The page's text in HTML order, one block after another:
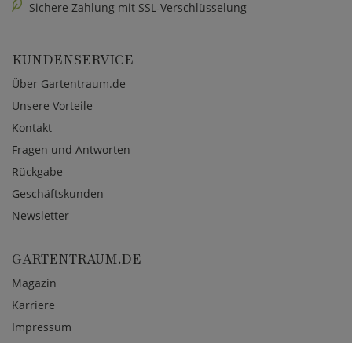
Sichere Zahlung mit SSL-Verschlüsselung
KUNDENSERVICE
Über Gartentraum.de
Unsere Vorteile
Kontakt
Fragen und Antworten
Rückgabe
Geschäftskunden
Newsletter
GARTENTRAUM.DE
Magazin
Karriere
Impressum